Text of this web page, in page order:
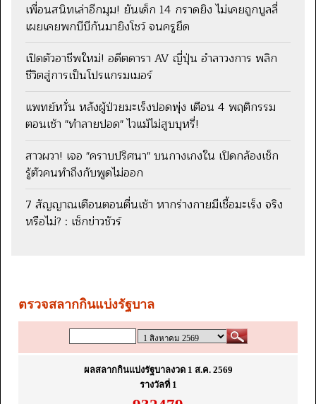
เพื่อนสนิทเล่าอีกมุม! ยันเด็ก 14 กราดยิง ไม่เคยถูกบูลลี่
เผยเคยพกบีบีกันมายิงโชว์ จนครูยึด
เปิดตัวอาชีพใหม่! อดีตดารา AV ญี่ปุ่น อำลาวงการ พลิก
ชีวิตสู่การเป็นโปรแกรมเมอร์
แพทย์หวั่น หลังผู้ป่วยมะเร็งปอดพุ่ง เตือน 4 พฤติกรรม
ตอนเช้า "ทำลายปอด" ไวแม้ไม่สูบบุหรี่!
สาวผวา! เจอ "คราบปริศนา" บนกางเกงใน เปิดกล้องเช็ก
รู้ตัวคนทำถึงกับพูดไม่ออก
7 สัญญาณเตือนตอนตื่นเช้า หากร่างกายมีเชื้อมะเร็ง จริง
หรือไม่? : เช็กข่าวชัวร์